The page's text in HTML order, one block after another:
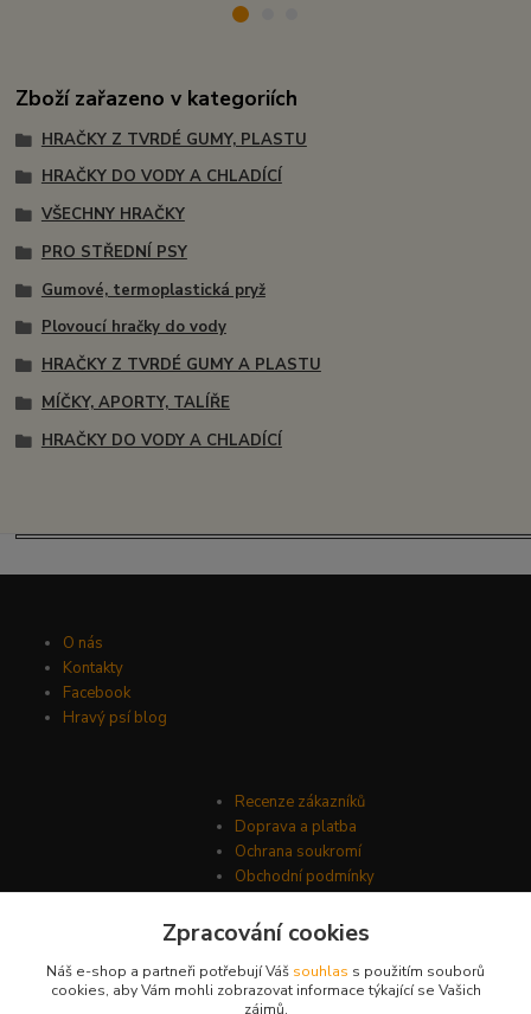
Zboží zařazeno v kategoriích
HRAČKY Z TVRDÉ GUMY, PLASTU
HRAČKY DO VODY A CHLADÍCÍ
VŠECHNY HRAČKY
PRO STŘEDNÍ PSY
Gumové, termoplastická pryž
Plovoucí hračky do vody
HRAČKY Z TVRDÉ GUMY A PLASTU
MÍČKY, APORTY, TALÍŘE
HRAČKY DO VODY A CHLADÍCÍ
O nás
Kontakty
Facebook
Hravý psí blog
Recenze zákazníků
Doprava a platba
Ochrana soukromí
Obchodní podmínky
Zpracování cookies
Náš e-shop a partneři potřebují Váš souhlas s použitím souborů
cookies, aby Vám mohli zobrazovat informace týkající se Vašich
zájmů.